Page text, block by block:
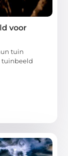
voor
tuin
tuinbeeld